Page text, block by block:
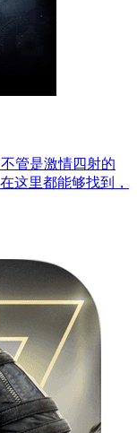
管是激情四射的
这里都能够找到，